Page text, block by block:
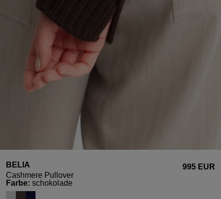
BELIA
Cashmere Pullover
995 EUR
Farbeauswählen
: schokolade